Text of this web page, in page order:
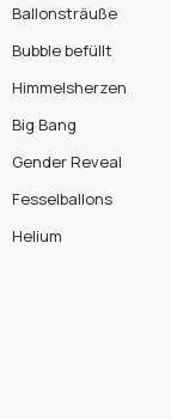
Ballonsträuße
Bubble befüllt
Himmelsherzen
Big Bang
Gender Reveal
Fesselballons
Helium